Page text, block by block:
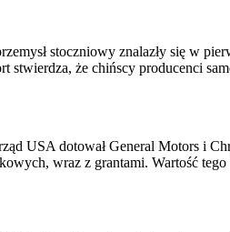
stoczniowy znalazły się w
stwierdza, że chińscy producenci
USA dotował General Motors i
wraz z grantami. Wartość